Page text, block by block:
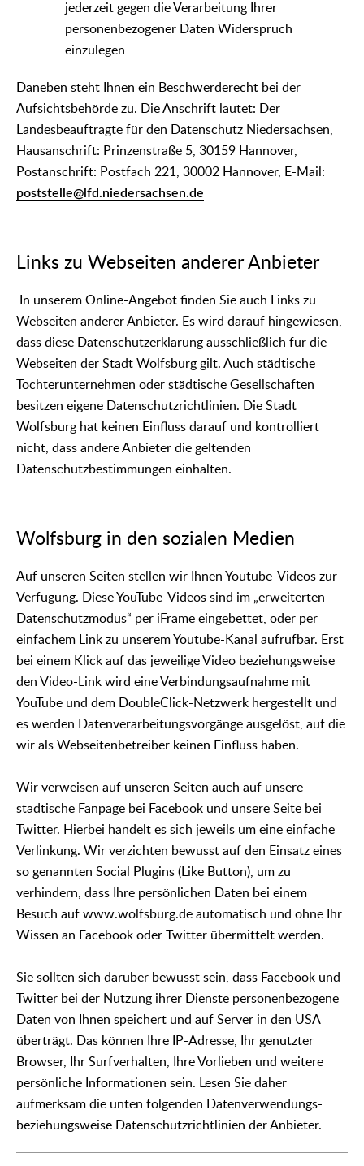
jederzeit gegen die Verarbeitung Ihrer
personenbezogener Daten Widerspruch
einzulegen
Daneben steht Ihnen ein Beschwerderecht bei der
Aufsichtsbehörde zu. Die Anschrift lautet: Der
Landesbeauftragte für den Datenschutz Niedersachsen,
Hausanschrift: Prinzenstraße 5, 30159 Hannover,
Postanschrift: Postfach 221, 30002 Hannover, E-Mail:
poststelle@lfd.niedersachsen.de
Links zu Webseiten anderer Anbieter
In unserem Online-Angebot finden Sie auch Links zu
Webseiten anderer Anbieter. Es wird darauf hingewiesen,
dass diese Datenschutzerklärung ausschließlich für die
Webseiten der Stadt Wolfsburg gilt. Auch städtische
Tochterunternehmen oder städtische Gesellschaften
besitzen eigene Datenschutzrichtlinien. Die Stadt
Wolfsburg hat keinen Einfluss darauf und kontrolliert
nicht, dass andere Anbieter die geltenden
Datenschutzbestimmungen einhalten.
Wolfsburg in den sozialen Medien
Auf unseren Seiten stellen wir Ihnen Youtube-Videos zur
Verfügung. Diese YouTube-Videos sind im „erweiterten
Datenschutzmodus“ per iFrame eingebettet, oder per
einfachem Link zu unserem Youtube-Kanal aufrufbar. Erst
bei einem Klick auf das jeweilige Video beziehungsweise
den Video-Link wird eine Verbindungsaufnahme mit
YouTube und dem DoubleClick-Netzwerk hergestellt und
es werden Datenverarbeitungsvorgänge ausgelöst, auf die
wir als Webseitenbetreiber keinen Einfluss haben.
Wir verweisen auf unseren Seiten auch auf unsere
städtische Fanpage bei Facebook und unsere Seite bei
Twitter. Hierbei handelt es sich jeweils um eine einfache
Verlinkung. Wir verzichten bewusst auf den Einsatz eines
so genannten Social Plugins (Like Button), um zu
verhindern, dass Ihre persönlichen Daten bei einem
Besuch auf www.wolfsburg.de automatisch und ohne Ihr
Wissen an Facebook oder Twitter übermittelt werden.
Sie sollten sich darüber bewusst sein, dass Facebook und
Twitter bei der Nutzung ihrer Dienste personenbezogene
Daten von Ihnen speichert und auf Server in den USA
überträgt. Das können Ihre IP-Adresse, Ihr genutzter
Browser, Ihr Surfverhalten, Ihre Vorlieben und weitere
persönliche Informationen sein. Lesen Sie daher
aufmerksam die unten folgenden Datenverwendungs-
beziehungsweise Datenschutzrichtlinien der Anbieter.